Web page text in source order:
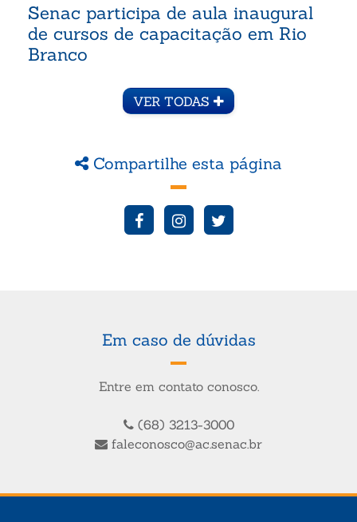
Senac participa de aula inaugural
de cursos de capacitação em Rio
Branco
VER TODAS
Compartilhe esta página
Em caso de dúvidas
Entre em contato conosco.
(68) 3213-3000
faleconosco@ac.senac.br